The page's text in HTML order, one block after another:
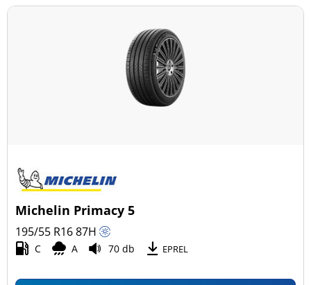
Michelin Primacy 5
195/55 R1687H
C A 70 db EPREL